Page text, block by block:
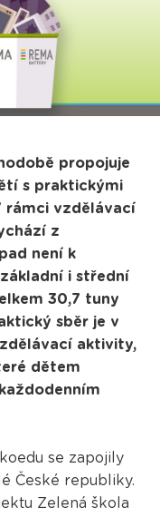
propojuje
s praktickými
rámci vzdělávací
z
není k
i střední
30,7 tuny
sběr je v
aktivity,
dětem
se zapojily
České republiky.
Zelená škola